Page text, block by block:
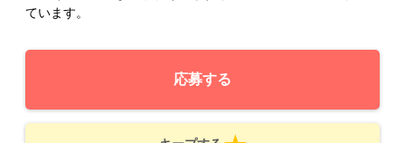
ています。
応募する